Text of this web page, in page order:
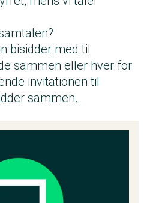
bisidder med til
sammen eller hver for
invitationen til
sammen.